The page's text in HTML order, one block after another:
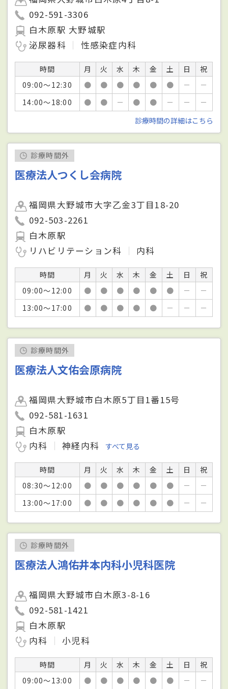
092-591-3306
白木原駅 大野城駅
泌尿器科
性感染症内科
時間 月 火 水 木 金 土 日
祝
09:00～12:30
● ● ● ● ● ● －
－
14:00～18:00
● ● － ● ● － －
－
診療時間の詳細はこちら
診療時間外
医療法人つくし会病院
福岡県大野城市大字乙金3丁目18-20
092-503-2261
白木原駅
リハビリテーション科
内科
時間 月 火 水 木 金 土 日
祝
09:00～12:00
● ● ● ● ● ● －
－
13:00～17:00
● ● ● ● ● － － －
診療時間外
医療法人文佑会原病院
福岡県大野城市白木原5丁目1番15号
092-581-1631
白木原駅
内科
神経内科 すべて見る
時間 月 火 水 木 金 土 日
祝
08:30～12:00
● ● ● ● ● ● －
－
13:00～17:00
● ● ● ● ● ● － －
診療時間外
医療法人鴻佑井本内科小児科医院
福岡県大野城市白木原3-8-16
092-581-1421
白木原駅
内科
小児科
時間 月 火 水 木 金 土 日
祝
09:00～13:00
● ● ● ● ● ● － －